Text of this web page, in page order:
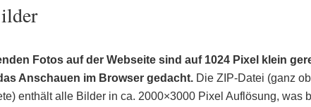
Fotos auf der Webseite sind auf 1024 Pixel klein
Anschauen im Browser gedacht.Die ZIP-Datei (ganz
enthält alle Bilder in ca. 2000×3000 Pixel Auflösung, was